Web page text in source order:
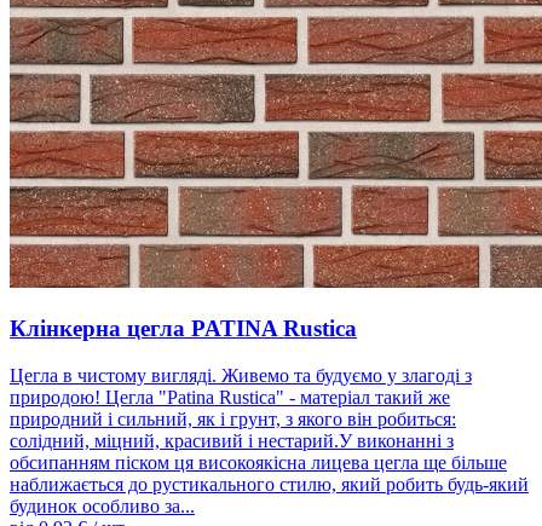
Клінкерна цегла PATINA Rustica
Цегла в чистому вигляді. Живемо та будуємо у злагоді з
природою! Цегла "Patina Rustica" - матеріал такий же
природний і сильний, як і грунт, з якого він робиться:
солідний, міцний, красивий і нестарий.У виконанні з
обсипанням піском ця високоякісна лицева цегла ще більше
наближається до рустикального стилю, який робить будь-який
будинок особливо за...